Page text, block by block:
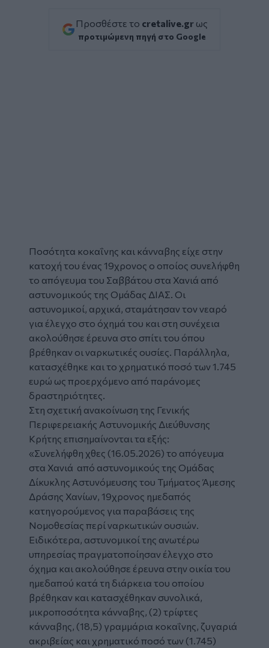
Προσθέστε το cretalive.gr ως
προτιμώμενη πηγή στο Google
Ποσότητα κοκαΐνης και κάνναβης είχε στην
κατοχή του ένας 19χρονος ο οποίος συνελήφθη
το απόγευμα του Σαββάτου στα Χανιά από
αστυνομικούς της Ομάδας ΔΙΑΣ. Οι
αστυνομικοί, αρχικά, σταμάτησαν τον νεαρό
για έλεγχο στο όχημά του και στη συνέχεια
ακολούθησε έρευνα στο σπίτι του όπου
βρέθηκαν οι ναρκωτικές ουσίες. Παράλληλα,
κατασχέθηκε και το χρηματικό ποσό των 1.745
ευρώ ως προερχόμενο από παράνομες
δραστηριότητες.
Στη σχετική ανακοίνωση της Γενικής
Περιφερειακής Αστυνομικής Διεύθυνσης
Κρήτης επισημαίνονται τα εξής:
«Συνελήφθη χθες (16.05.2026) το απόγευμα
στα Χανιά από αστυνομικούς της Ομάδας
Δίκυκλης Αστυνόμευσης του Τμήματος Άμεσης
Δράσης Χανίων, 19χρονος ημεδαπός
κατηγορούμενος για παραβάσεις της
Νομοθεσίας περί ναρκωτικών ουσιών.
Ειδικότερα, αστυνομικοί της ανωτέρω
υπηρεσίας πραγματοποίησαν έλεγχο στο
όχημα και ακολούθησε έρευνα στην οικία του
ημεδαπού κατά τη διάρκεια του οποίου
βρέθηκαν και κατασχέθηκαν συνολικά,
μικροποσότητα κάνναβης, (2) τρίφτες
κάνναβης, (18,5) γραμμάρια κοκαΐνης, ζυγαριά
ακριβείας και χρηματικό ποσό των (1.745)